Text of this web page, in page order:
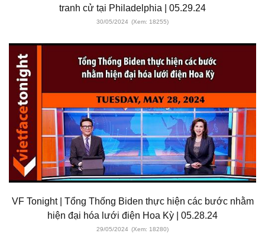
tranh cử tại Philadelphia | 05.29.24
30/05/2024 (Xem: 18255)
VF Tonight | Tổng Thống Biden thực hiện các bước nhằm
hiện đại hóa lưới điện Hoa Kỳ | 05.28.24
29/05/2024 (Xem: 18280)